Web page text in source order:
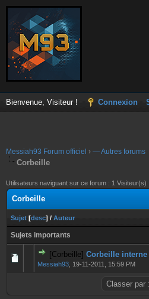
Bienvenue, Visiteur ! Connexion
Messiah93 Forum officiel › — Autres forums
Corbeille
Utilisateurs naviguant sur ce forum : 1 Visiteur(s)
Corbeille
Sujet [desc] / Auteur
Sujets importants
[Corbeille] Corbeille interne
Messiah93 19-11-2011, 15:59 PM
0 Votes - 0 sur 5 en
123 45